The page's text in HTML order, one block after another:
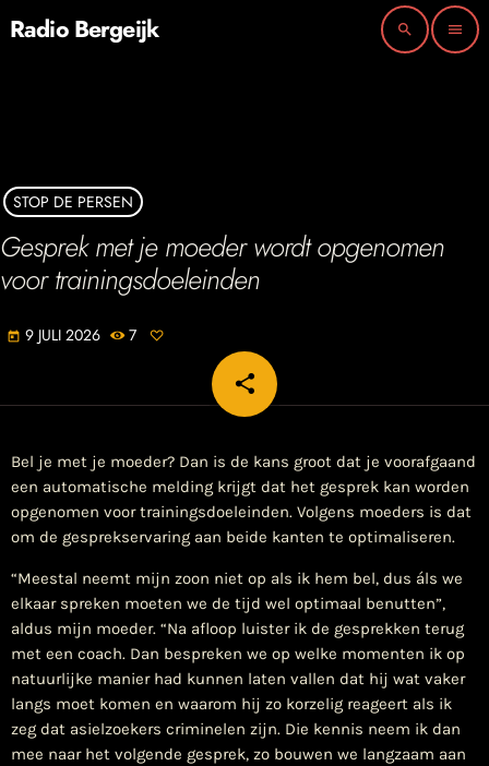
Radio Bergeijk search menu
STOP DE PERSEN
​Gesprek met je moeder wordt opgenomen
voor trainingsdoeleinden
today 9 JULI 2026 7
share
email
Bel je met je moeder? Dan is de kans groot dat je voorafgaand
een automatische melding krijgt dat het gesprek kan worden
opgenomen voor trainingsdoeleinden. Volgens moeders is dat
om de gesprekservaring aan beide kanten te optimaliseren.
“Meestal neemt mijn zoon niet op als ik hem bel, dus áls we
elkaar spreken moeten we de tijd wel optimaal benutten”,
aldus mijn moeder. “Na afloop luister ik de gesprekken terug
met een coach. Dan bespreken we op welke momenten ik op
natuurlijke manier had kunnen laten vallen dat hij wat vaker
langs moet komen en waarom hij zo korzelig reageert als ik
zeg dat asielzoekers criminelen zijn. Die kennis neem ik dan
mee naar het volgende gesprek, zo bouwen we langzaam aan